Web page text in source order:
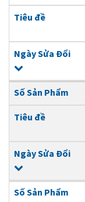
Tiêu đề
Ngày Sửa Đổi
Số Sản Phẩm
Tiêu đề
Ngày Sửa Đổi
Số Sản Phẩm